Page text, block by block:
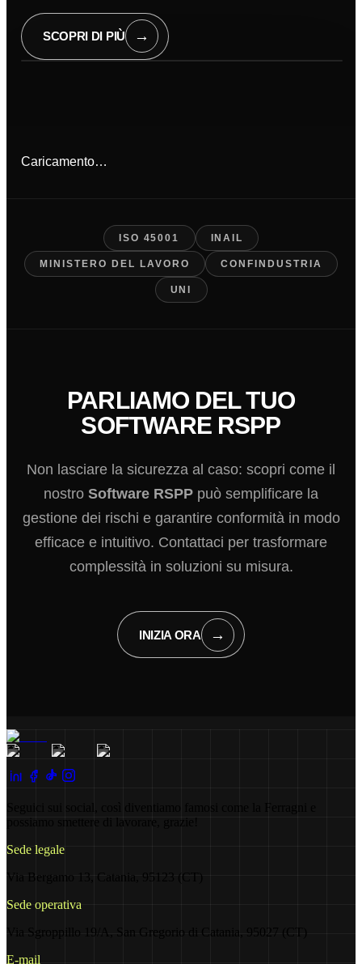
SCOPRI DI PIÙ →
Caricamento…
ISO 45001 INAIL
MINISTERO DEL LAVORO CONFINDUSTRIA
UNI
PARLIAMO DEL TUO
SOFTWARE RSPP
Non lasciare la sicurezza al caso: scopri come il
nostro Software RSPP può semplificare la
gestione dei rischi e garantire conformità in modo
efficace e intuitivo. Contattaci per trasformare
complessità in soluzioni su misura.
INIZIA ORA →
possiamo smettere di lavorare, grazie!
Sede legale
Via Bergamo 13, Catania, 95123 (CT)
Sede operativa
Via Sgroppillo 19/A, San Gregorio di Catania, 95027 (CT)
E-mail